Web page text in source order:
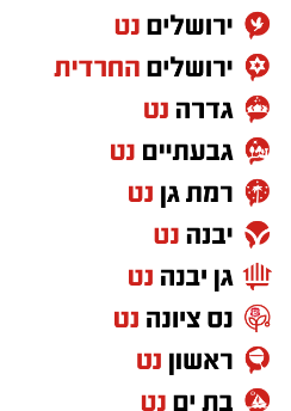
למעגל השכול ועל צעירים
להגן על כולנו.
ואז אני שואלת את עצמי
האם כולנו באמת נושאים
למדינה?
אני לא כותבת מתוך שנאה.
שאפשר לשפוט ציבור שלם
אמירותיהם של חלק
שמתגייסים, עובדים
שמתנגדים לכך. אבל דווקא